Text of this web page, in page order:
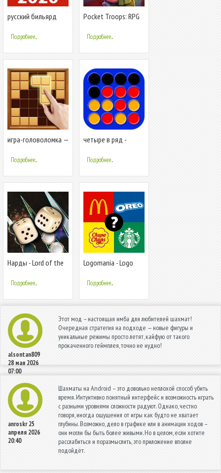
русский бильярд
бесплатная игра
Подробнее...
Pocket Troops: RPG
Подробнее...
игра-головоломка —
классическая
Подробнее...
четыре в ряд -
Подробнее...
Нарды - Lord of the
игра онлайн
Подробнее...
Logomania - Logo
Подробнее...
alsontan809
28 мая 2026
07:00
Этот мод – настоящая имба для любителей шахмат!
Очередная стратегия на подходе — новые фигуры и
уникальные режимы просто летят, кайфую от такого
прокаченного геймплея, точно не нудно!
anroskr 25
апреля 2026
20:40
Шахматы на Android – это довольно неплохой способ убить
время. Интуитивно понятный интерфейс и возможность играть
с разными уровнями сложности радуют. Однако, честно
говоря, иногда ощущения от игры как будто не хватает
глубины. Возможно, дело в графике или в анимации ходов –
они могли бы быть более живыми. Но в целом, если хотите
расслабиться и поразмыслить, это приложение вполне
подойдёт.